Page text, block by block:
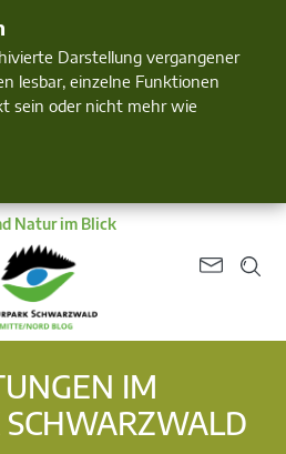
Darstellung vergangener
lesbar, einzelne Funktionen
sein oder nicht mehr wie
Natur im Blick
IM